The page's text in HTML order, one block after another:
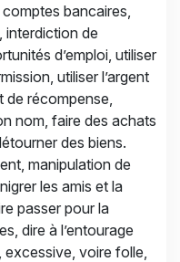
bancaires,
interdiction de
d’emploi, utiliser
utiliser l’argent
récompense,
nom, faire des achats
des biens.
manipulation de
les amis et la
passer pour la
dire à l’entourage
voire folle,